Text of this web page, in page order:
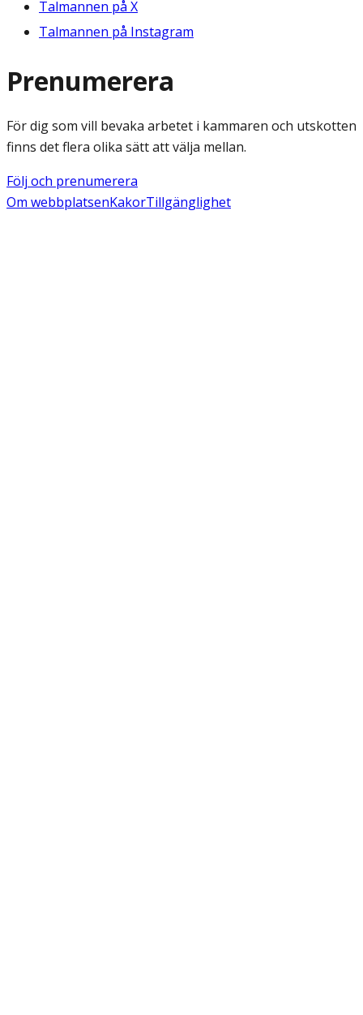
Talmannen på X
Talmannen på Instagram
Prenumerera
För dig som vill bevaka arbetet i kammaren och utskotten
finns det flera olika sätt att välja mellan.
Följ och prenumerera
Om webbplatsenKakorTillgänglighet